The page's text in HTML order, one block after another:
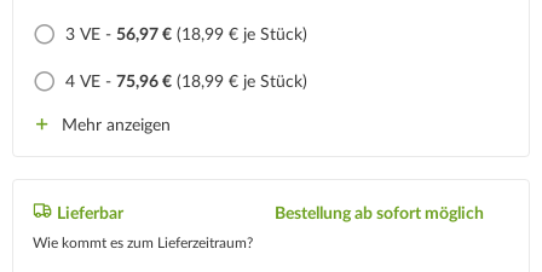
3 VE - 56,97 € (18,99 € je Stück)
4 VE - 75,96 € (18,99 € je Stück)
Mehr anzeigen
Lieferbar
Wie kommt es zum Lieferzeitraum?
Bestellung ab sofort möglich